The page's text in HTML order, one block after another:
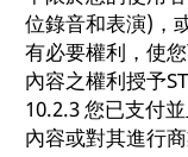
位錄音和表演)，
有必要權利，使
內容之權利授予
10.2.3 您已支付
內容或對其進行